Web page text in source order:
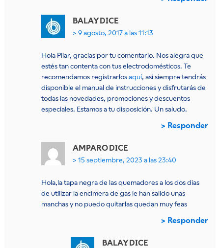
BALAY DICE
9 agosto, 2017 a las 11:13
Hola Pilar, gracias por tu comentario. Nos alegra que
estés tan contenta con tus electrodomésticos. Te
recomendamos registrarlosaquí, así siempre tendrás
disponible el manual de instrucciones y disfrutarás de
todas las novedades, promociones y descuentos
especiales. Estamos a tu disposición. Un saludo.
Responder
AMPARO DICE
15 septiembre, 2023 a las 23:40
Hola,la tapa negra de las quemadores a los dos dias
de utilizar la encimera de gas le han salido unas
manchas y no puedo quitarlas quedan muy feas
Responder
BALAY DICE